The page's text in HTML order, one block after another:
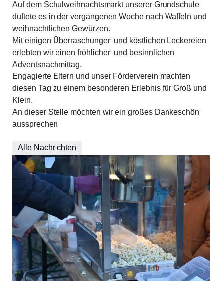
Auf dem Schulweihnachtsmarkt unserer Grundschule
duftete es in der vergangenen Woche nach Waffeln und
weihnachtlichen Gewürzen.
Mit einigen Überraschungen und köstlichen Leckereien
erlebten wir einen fröhlichen und besinnlichen
Adventsnachmittag.
Engagierte Eltern und unser Förderverein machten
diesen Tag zu einem besonderen Erlebnis für Groß und
Klein.
An dieser Stelle möchten wir ein großes Dankeschön
aussprechen
Alle Nachrichten